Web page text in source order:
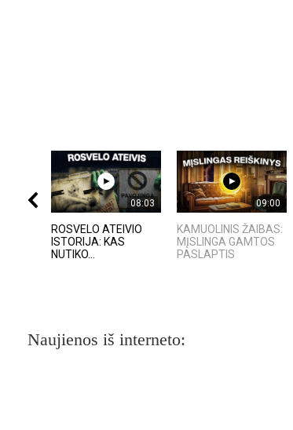
08:03
ROSVELO ATEIVIO
ISTORIJA: KAS
NUTIKO...
09:00
KAMUOLINIS ŽAIBAS:
MĮSLINGA GAMTOS
PASLAPTIS
Naujienos iš interneto: